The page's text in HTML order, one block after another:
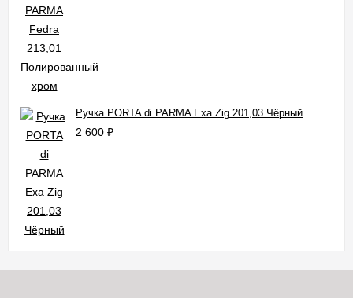
Ручка PORTA di PARMA Exa Zig 201,03 Чёрный
2 600 ₽